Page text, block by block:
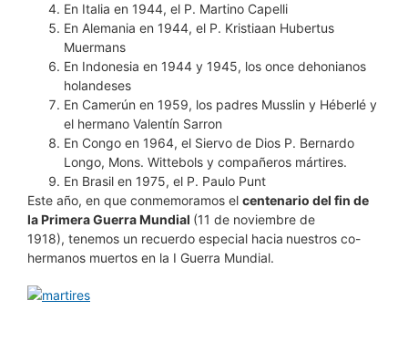
En Italia en 1944, el P. Martino Capelli
En Alemania en 1944, el P. Kristiaan Hubertus
Muermans
En Indonesia en 1944 y 1945, los once dehonianos
holandeses
En Camerún en 1959, los padres Musslin y Héberlé y
el hermano Valentín Sarron
En Congo en 1964, el Siervo de Dios P. Bernardo
Longo, Mons. Wittebols y compañeros mártires.
En Brasil en 1975, el P. Paulo Punt
Este año, en que conmemoramos el centenario del fin de
la Primera Guerra Mundial (11 de noviembre de
1918), tenemos un recuerdo especial hacia nuestros co-
hermanos muertos en la I Guerra Mundial.